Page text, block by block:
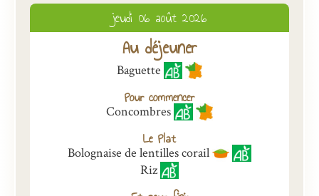
Présentation
Inscriptions et tarifs
Qualité
Menus
Recrutement
Nous contacter
jeudi 06 août 2026
Au déjeuner
Baguette
Pour commencer
Concombres
Le Plat
Bolognaise de lentilles corail
Riz